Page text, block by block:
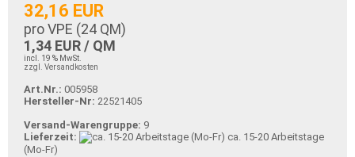
32,16 EUR
pro VPE (24 QM)
1,34 EUR / QM
incl. 19 % MwSt.
zzgl. Versandkosten
Art.Nr.: 005958
Hersteller-Nr: 22521405
Versand-Warengruppe: 9
Lieferzeit:
ca. 15-20 Arbeitstage
(Mo-Fr)